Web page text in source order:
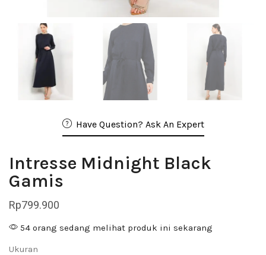
Have Question? Ask An Expert
Intresse Midnight Black
Gamis
Rp799.900
54 orang sedang melihat produk ini sekarang
Ukuran